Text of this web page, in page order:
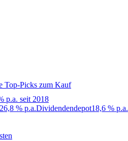
Top-Picks zum Kauf
p.a. seit 2018
26,8 % p.a.Dividendendepot18,6 % p.a.